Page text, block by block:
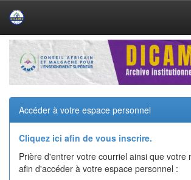
Skip
navigation
Accéder à votre espace personnel
Cliquez ici afin de vous inscrire.
Prière d'entrer votre courriel ainsi que votre
afin d'accéder à votre espace personnel :